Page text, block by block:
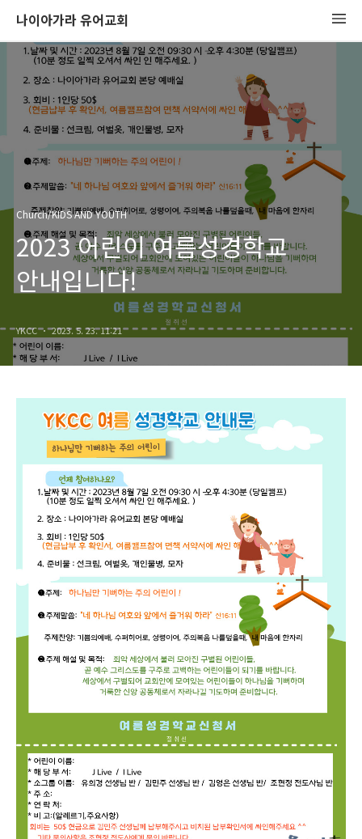
나이아가라 유어교회
Church/KIDS AND YOUTH
2023 어린이 여름성경학교
안내입니다!
YKCC 2023. 5. 23. 11:21